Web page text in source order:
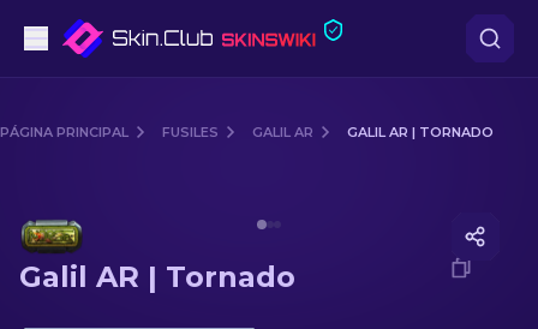
Fusiles
Fusiles de Francotirador
PÁGINA PRINCIPAL FUSILES GALIL AR GALIL AR | TORNADO
Galil AR | Tornado